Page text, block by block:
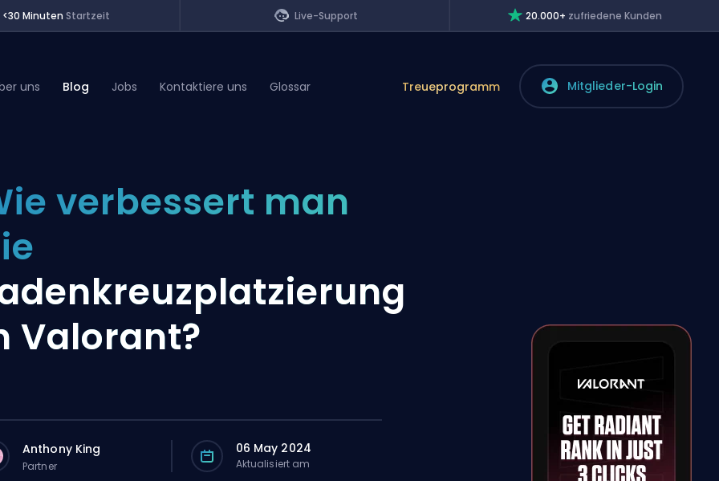
<30 Minuten Startzeit Live-Support 20.000+ zufriedene Kunden
uns Blog Jobs Kontaktiere uns Glossar Treueprogramm Mitglieder-Login
verbessert man
Valorant?
Anthony King
Partner
06 May 2024
Aktualisiert am